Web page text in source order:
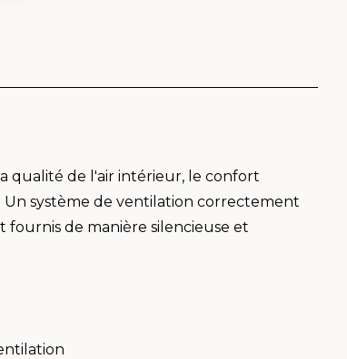
qualité de l'air intérieur, le confort
système de ventilation correctement
fournis de manière silencieuse et